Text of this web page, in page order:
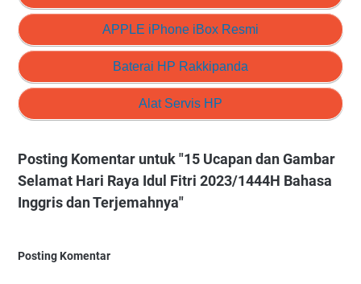
APPLE iPhone iBox Resmi
Baterai HP Rakkipanda
Alat Servis HP
Posting Komentar untuk "15 Ucapan dan Gambar
Selamat Hari Raya Idul Fitri 2023/1444H Bahasa
Inggris dan Terjemahnya"
Posting Komentar